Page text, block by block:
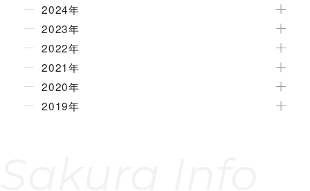
2024年
2023年
2022年
2021年
2020年
2019年